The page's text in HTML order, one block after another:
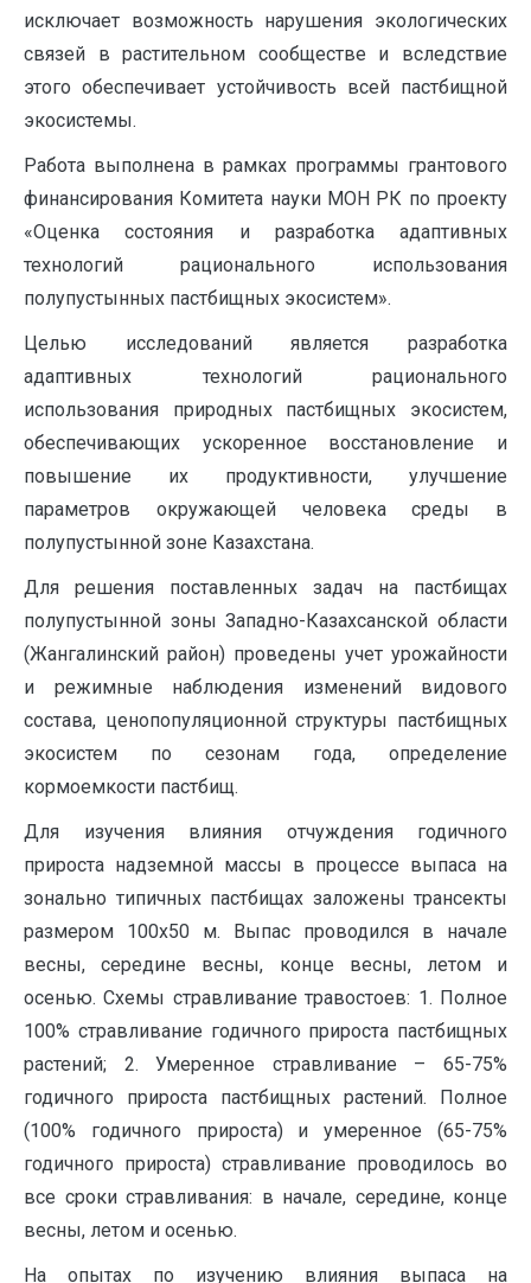
исключает возможность нарушения экологических
связей в растительном сообществе и вследствие
этого обеспечивает устойчивость всей пастбищной
экосистемы.
Работа выполнена в рамках программы грантового
финансирования Комитета науки МОН РК по проекту
«Оценка состояния и разработка адаптивных
технологий рационального использования
полупустынных пастбищных экосистем».
Целью исследований является разработка
адаптивных технологий рационального
использования природных пастбищных экосистем,
обеспечивающих ускоренное восстановление и
повышение их продуктивности, улучшение
параметров окружающей человека среды в
полупустынной зоне Казахстана.
Для решения поставленных задач на пастбищах
полупустынной зоны Западно-Казахсанской области
(Жангалинский район) проведены учет урожайности
и режимные наблюдения изменений видового
состава, ценопопуляционной структуры пастбищных
экосистем по сезонам года, определение
кормоемкости пастбищ.
Для изучения влияния отчуждения годичного
прироста надземной массы в процессе выпаса на
зонально типичных пастбищах заложены трансекты
размером 100х50 м. Выпас проводился в начале
весны, середине весны, конце весны, летом и
осенью. Схемы стравливание травостоев: 1. Полное
100% стравливание годичного прироста пастбищных
растений; 2. Умеренное стравливание – 65-75%
годичного прироста пастбищных растений. Полное
(100% годичного прироста) и умеренное (65-75%
годичного прироста) стравливание проводилось во
все сроки стравливания: в начале, середине, конце
весны, летом и осенью.
На опытах по изучению влияния выпаса на